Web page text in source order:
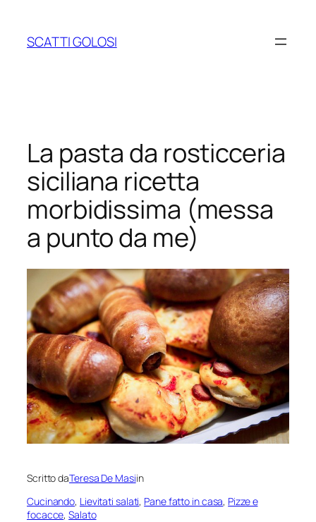
contenuto
SCATTI GOLOSI
La pasta da rosticceria
siciliana ricetta
morbidissima (messa
a punto da me)
Scritto daTeresa De Masiin
Cucinando, Lievitati salati, Pane fatto in casa, Pizze e
focacce, Salato